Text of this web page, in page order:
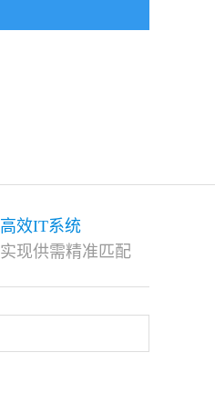
高效IT系统
实现供需精准匹配